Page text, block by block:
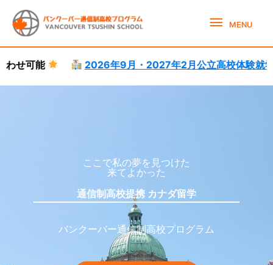
content
MENU
MENU
2026年9月・2027年2月公立高校体験就学受付中。語学学
ここで私の夢を見つけた
来てよかった
通信制高校提携 カナダ留学
バンクーバー通信制高校プログラム